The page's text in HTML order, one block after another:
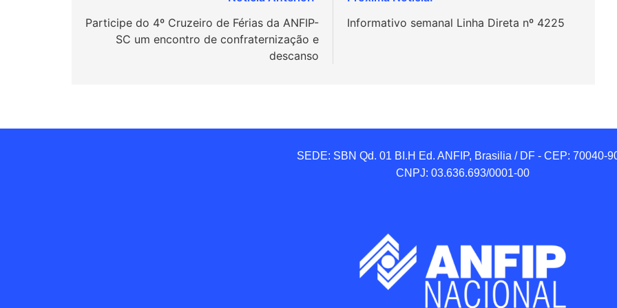
de
Post
Participe do 4º Cruzeiro de Férias da ANFIP-
SC um encontro de confraternização e
descanso
Informativo semanal Linha Direta nº 4225
SEDE: SBN Qd. 01 BI.H Ed. ANFIP, Brasilia / DF - CEP: 70040-
CNPJ: 03.636.693/0001-00